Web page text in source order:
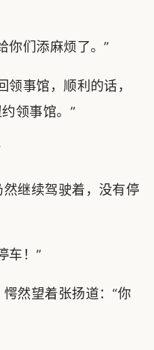
你们添麻烦了。”
事馆，顺利的话，
领事馆。”
继续驾驶着，没有停
车！”
然望着张扬道：“你